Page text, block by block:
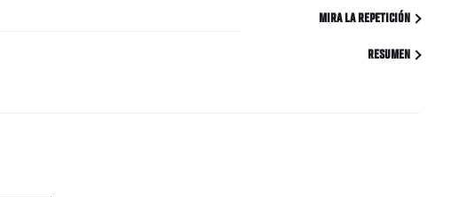
MIRA LA REPETICIÓN
RESUMEN